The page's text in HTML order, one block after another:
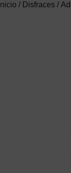
Inicio / Disfraces /